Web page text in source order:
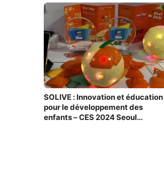
SOLIVE : Innovation et éducation
pour le développement des
enfants – CES 2024 Seoul